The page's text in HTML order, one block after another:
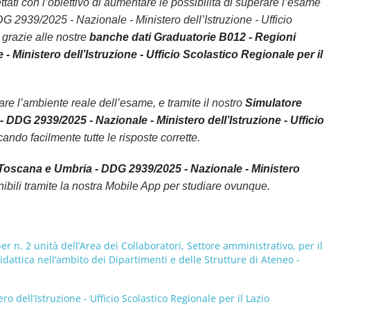
con l’obiettivo di aumentare le possibilità di superare l’esame
2939/2025 - Nazionale - Ministero dell’Istruzione - Ufficio
alle nostre banche dati Graduatorie B012 - Regioni
- Ministero dell’Istruzione - Ufficio Scolastico Regionale per il
l’ambiente reale dell’esame, e tramite il nostro Simulatore
2939/2025 - Nazionale - Ministero dell’Istruzione - Ufficio
facilmente tutte le risposte corrette.
e Umbria - DDG 2939/2025 - Nazionale - Ministero
tramite la nostra Mobile App per studiare ovunque.
n. 2 unità dell’Area dei Collaboratori, Settore amministrativo, per il
nell’ambito dei Dipartimenti e delle Strutture di Ateneo -
dell’Istruzione - Ufficio Scolastico Regionale per il Lazio